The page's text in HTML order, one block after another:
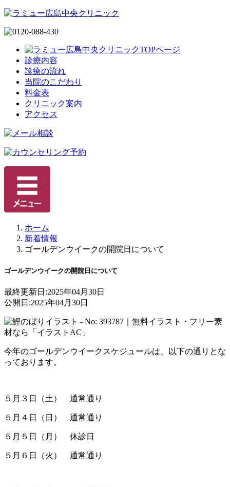
診療内容
診療の流れ
当院のこだわり
料金表
クリニック案内
アクセス
ホーム
新着情報
ゴールデンウイークの開院日について
ゴールデンウイークの開院日について
最終更新日:2025年04月30日
公開日:2025年04月30日
今年のゴールデンウイークスケジュールは、以下の通りとな
っております。
５月３日（土） 通常通り
５月４日（日） 通常通り
５月５日（月） 休診日
５月６日（火） 通常通り